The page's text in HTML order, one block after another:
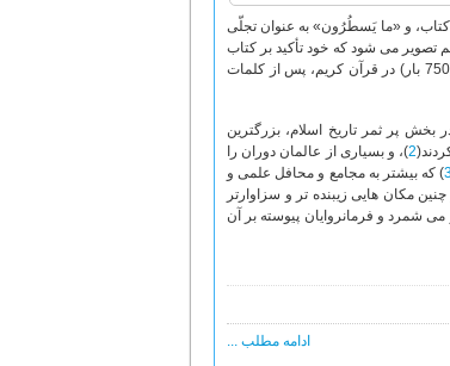
کتاب، و «ما یَسطُرُون» به عنوان تجلّی
تصویر می شود که خود تأکید بر کتاب
است، و «علم» به مثابه منشأ شکل گیری کتاب و منتهای فراگیری از کتاب، در چهارمین مرتبه از فراوانی (750 بار) در قرآن کریم، پس از کلمات
پر ثمر تاریخ اسلام، بزرگترین
2)، و بسیاری از عالمان دوران را
) که بیشتر به مجامع و محافل علمی و
مکان هایی زیبنده تر و سزاوارتر
شمرد و فرمانروایان پیوسته بر آن
ادامه مطلب ...